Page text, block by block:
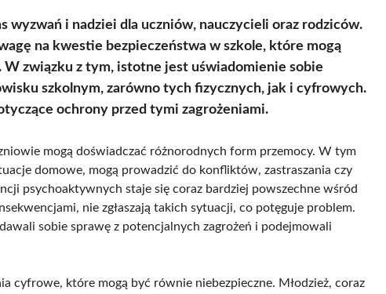
wyzwań i nadziei dla uczniów, nauczycieli oraz rodziców.
na kwestie bezpieczeństwa w szkole, które mogą
związku z tym, istotne jest uświadomienie sobie
szkolnym, zarówno tych fizycznych, jak i cyfrowych.
ochrony przed tymi zagrożeniami.
mogą doświadczać różnorodnych form przemocy. W tym
domowe, mogą prowadzić do konfliktów, zastraszania czy
psychoaktywnych staje się coraz bardziej powszechne wśród
nie zgłaszają takich sytuacji, co potęguje problem.
sobie sprawę z potencjalnych zagrożeń i podejmowali
cyfrowe, które mogą być równie niebezpieczne. Młodzież, coraz